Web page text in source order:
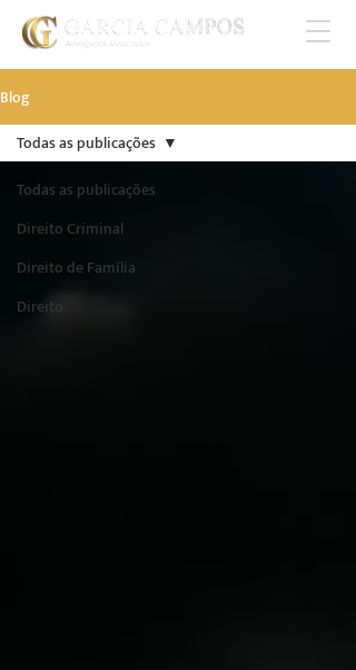
Blog
Todas as publicações
Direito Criminal
Direito de Família
Direito
Todas as publicações